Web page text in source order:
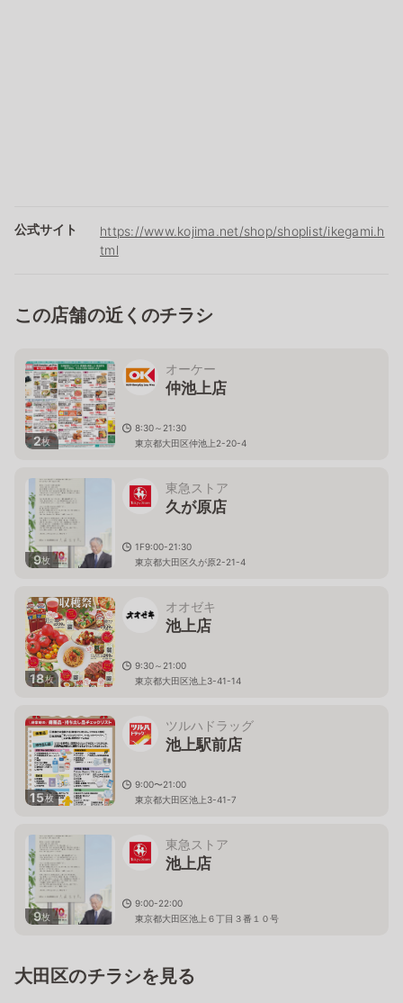
公式サイト
https://www.kojima.net/shop/shoplist/ikegami.h
tml
この店舗の近くのチラシ
2枚
オーケー
仲池上店
8:30～21:30
東京都大田区仲池上2-20-4
9枚
東急ストア
久が原店
1F9:00-21:30
東京都大田区久が原2-21-4
18枚
オオゼキ
池上店
9:30～21:00
東京都大田区池上3-41-14
15枚
ツルハドラッグ
池上駅前店
9:00〜21:00
東京都大田区池上3-41-7
9枚
東急ストア
池上店
9:00-22:00
東京都大田区池上６丁目３番１０号
大田区のチラシを見る